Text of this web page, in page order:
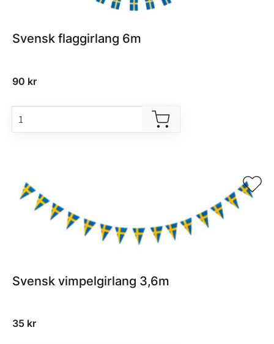
Svensk flaggirlang 6m
90 kr
Svensk vimpelgirlang 3,6m
35 kr